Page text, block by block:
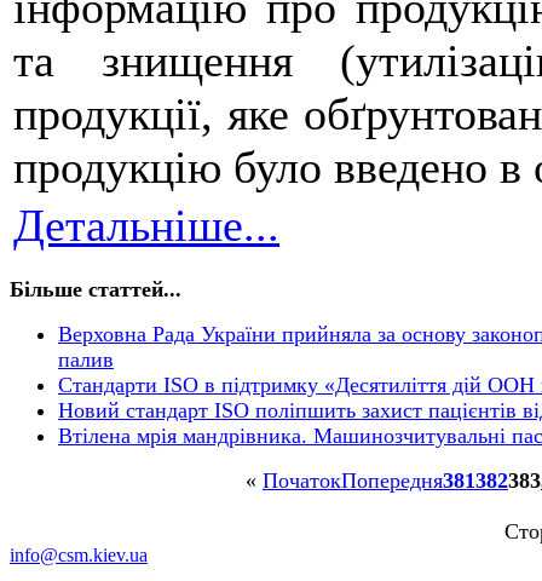
та знищення
продукції, яке
продукцію було введено в
Детальніше...
Більше статтей...
Верховна Рада України прийняла за основу
палив
Стандарти ISO в підтримку «Десятиліття дій
Новий стандарт ISO поліпшить захист пацієнтів
Втілена мрія мандрівника. Машинозчитувальні
« ПочатокПопередня381382383
info@csm.kiev.ua